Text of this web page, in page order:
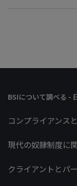
BSIについて調べる -
コンプライアンス
現代の奴隷制度に
クライアントとパ